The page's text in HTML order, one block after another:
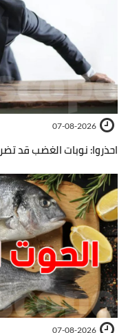
07-08-2026
احذروا: نوبات الغضب قد
07-08-2026